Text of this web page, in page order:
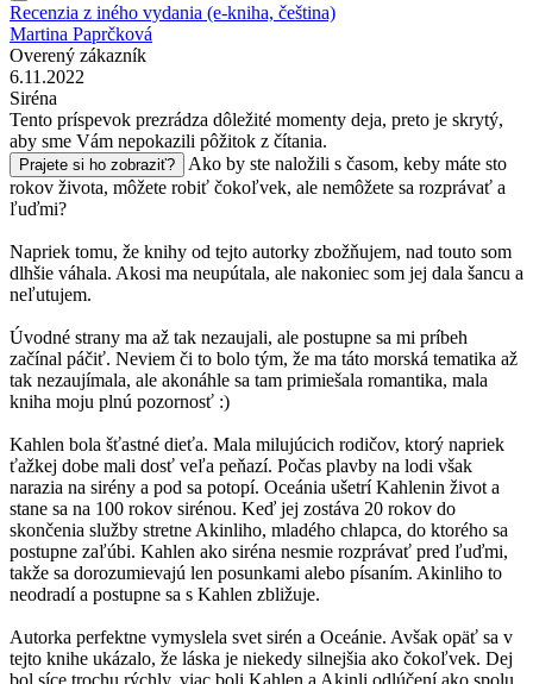
Recenzia z iného vydania (e-kniha, čeština)
Martina Paprčková
Overený zákazník
6.11.2022
Siréna
Tento príspevok prezrádza dôležité momenty deja, preto je skrytý,
aby sme Vám nepokazili pôžitok z čítania.
Prajete si ho zobraziť?
Ako by ste naložili s časom, keby máte sto
rokov života, môžete robiť čokoľvek, ale nemôžete sa rozprávať a
ľuďmi?
Napriek tomu, že knihy od tejto autorky zbožňujem, nad touto som
dlhšie váhala. Akosi ma neupútala, ale nakoniec som jej dala šancu a
neľutujem.
Úvodné strany ma až tak nezaujali, ale postupne sa mi príbeh
začínal páčiť. Neviem či to bolo tým, že ma táto morská tematika až
tak nezaujímala, ale akonáhle sa tam primiešala romantika, mala
kniha moju plnú pozornosť :)
Kahlen bola šťastné dieťa. Mala milujúcich rodičov, ktorý napriek
ťažkej dobe mali dosť veľa peňazí. Počas plavby na lodi však
narazia na sirény a pod sa potopí. Oceánia ušetrí Kahlenin život a
stane sa na 100 rokov sirénou. Keď jej zostáva 20 rokov do
skončenia služby stretne Akinliho, mladého chlapca, do ktorého sa
postupne zaľúbi. Kahlen ako siréna nesmie rozprávať pred ľuďmi,
takže sa dorozumievajú len posunkami alebo písaním. Akinliho to
neodradí a postupne sa s Kahlen zbližuje.
Autorka perfektne vymyslela svet sirén a Oceánie. Avšak opäť sa v
tejto knihe ukázalo, že láska je niekedy silnejšia ako čokoľvek. Dej
bol síce trochu rýchly, viac boli Kahlen a Akinli odlúčení ako spolu,